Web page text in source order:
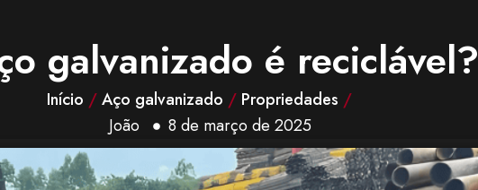
galvanizado é reciclável?
Início /Aço galvanizado / Propriedades /
João
8 de março de 2025